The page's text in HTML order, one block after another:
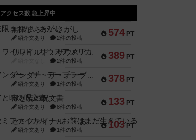
アクセス数 急上昇中
574 PT
無限まちがいさがし
紹介文あり 2件の投稿
389 PT
リワイルド：サウスアメリカ
2件の投稿
378 PT
アンダー・ザ・テーブラー
紹介文あり 1件の投稿
133 PT
宵と暁の呪文書
紹介文あり 8件の投稿
103 PT
セミファイナル ～お前はまだ生きている～
紹介文あり 1件の投稿